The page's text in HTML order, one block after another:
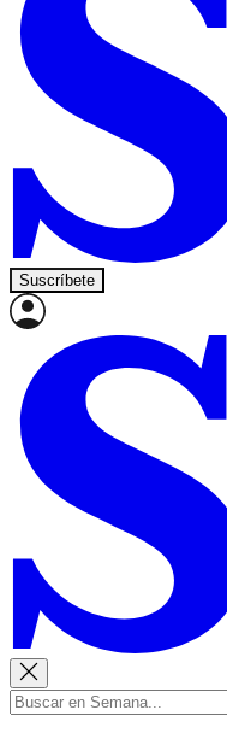
Suscríbete